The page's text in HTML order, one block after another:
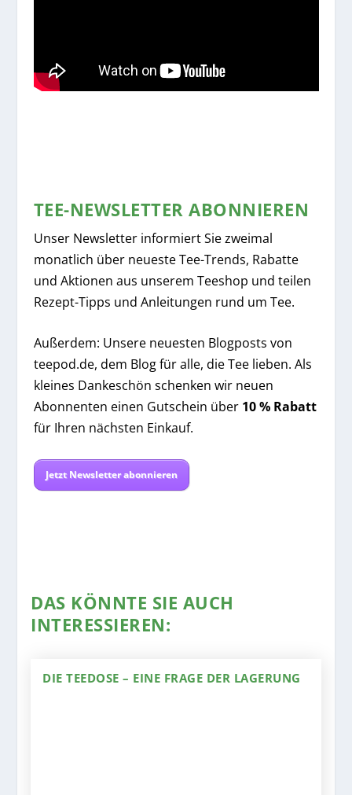
TEE-NEWSLETTER ABONNIEREN
Unser Newsletter informiert Sie zweimal
monatlich über neueste Tee-Trends, Rabatte
und Aktionen aus unserem Teeshop und teilen
Rezept-Tipps und Anleitungen rund um Tee.
Außerdem: Unsere neuesten Blogposts von
teepod.de, dem Blog für alle, die Tee lieben. Als
kleines Dankeschön schenken wir neuen
Abonnenten einen Gutschein über 10 % Rabatt
für Ihren nächsten Einkauf.
Jetzt Newsletter abonnieren
DAS KÖNNTE SIE AUCH
INTERESSIEREN:
DIE TEEDOSE – EINE FRAGE DER LAGERUNG